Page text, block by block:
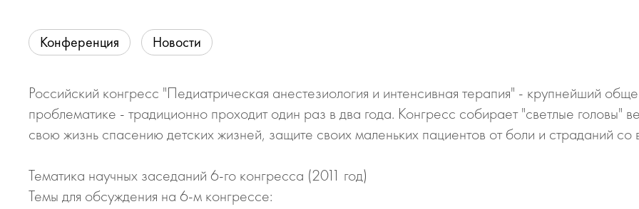
Конференция Новости
Российский конгресс "Педиатрическая анестезиология и интенсивная терапия" - крупнейший
проблематике - традиционно проходит один раз в два года. Конгресс собирает "светлые головы"
свою жизнь спасению детских жизней, защите своих маленьких пациентов от боли и страданий со
Тематика научных заседаний 6-го конгресса (2011 год)
Темы для обсуждения на 6-м конгрессе: